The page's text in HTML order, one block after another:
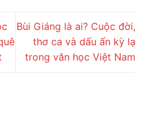
Bùi Giáng là ai? Cuộc đời,
thơ ca và dấu ấn kỳ lạ
trong văn học Việt Nam